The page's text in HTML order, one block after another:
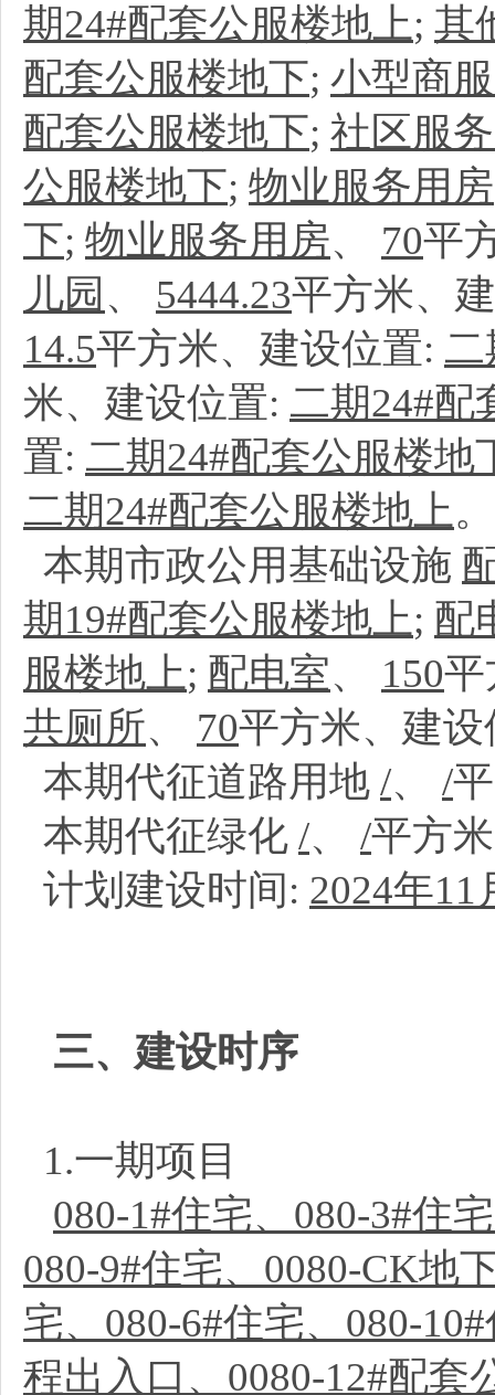
期24#配套公服楼地上; 其
配套公服楼地下; 小型商
配套公服楼地下; 社区服
公服楼地下; 物业服务用房
下; 物业服务用房、 70平
儿园 、 5444.23平方米、
14.5平方米、建设位置: 二
米、建设位置: 二期24#配
置: 二期24#配套公服楼地
二期24#配套公服楼地上。
本期市政公用基础设施
期19#配套公服楼地上; 配
服楼地上; 配电室、 150
共厕所、 70平方米、建
本期代征道路用地 /、 /
本期代征绿化 /、 /平方
计划建设时间: 2024年11
三、建设时序
1.一期项目
080-1#住宅、080-3#住
080-9#住宅、0080-CK地
宅、080-6#住宅、080-
程出入口、0080-12#配套